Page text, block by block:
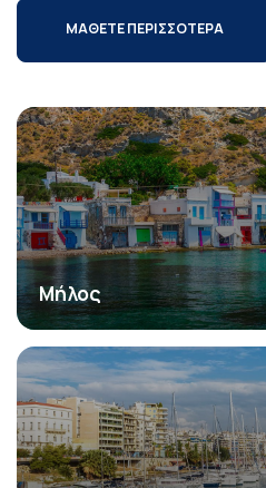
ΜΑΘΕΤΕ ΠΕΡΙΣΣΟΤΕΡΑ
Μήλος